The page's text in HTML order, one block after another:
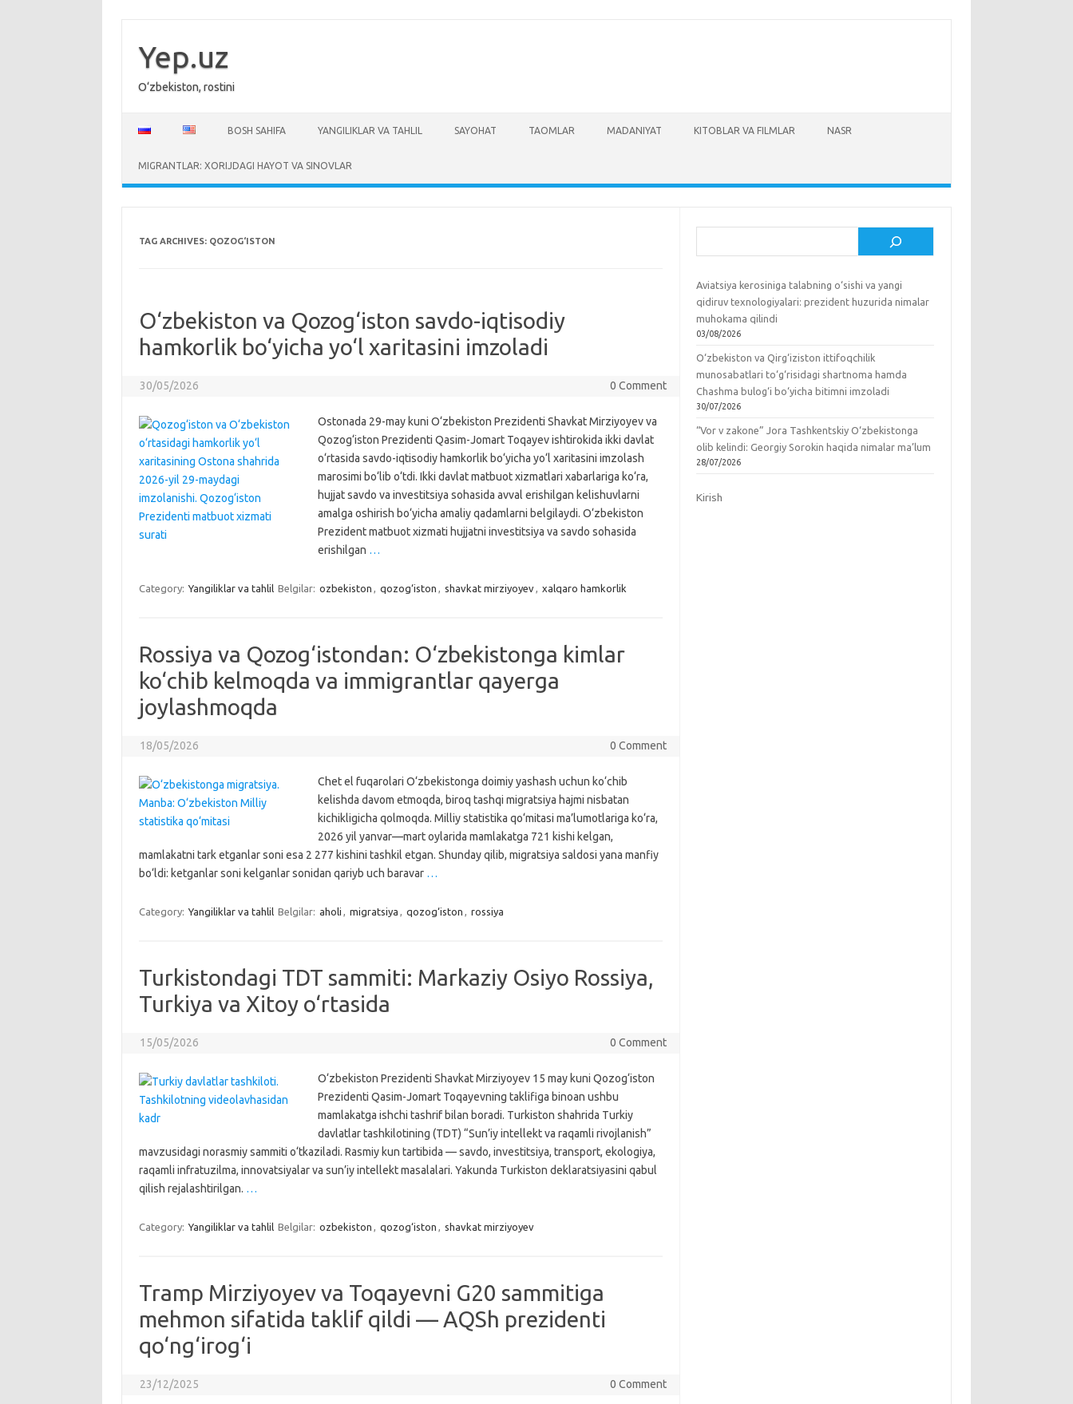
content
Yep.uz
O‘zbekiston, rostini
BOSH SAHIFA YANGILIKLAR VA TAHLIL SAYOHAT TAOMLAR MADANIYAT KITOBLAR VA FILMLAR NASR
MIGRANTLAR: XORIJDAGI HAYOT VA SINOVLAR
TAG ARCHIVES: QOZOG‘ISTON
O‘zbekiston va Qozog‘iston savdo-iqtisodiy
hamkorlik bo‘yicha yo‘l xaritasini imzoladi
30/05/2026 0 Comment
Ostonada 29-may kuni O‘zbekiston Prezidenti Shavkat Mirziyoyev va
Qozog‘iston Prezidenti Qasim-Jomart Toqayev ishtirokida ikki davlat
o‘rtasida savdo-iqtisodiy hamkorlik bo‘yicha yo‘l xaritasini imzolash
marosimi bo‘lib o‘tdi. Ikki davlat matbuot xizmatlari xabarlariga ko‘ra,
hujjat savdo va investitsiya sohasida avval erishilgan kelishuvlarni
amalga oshirish bo‘yicha amaliy qadamlarni belgilaydi. O‘zbekiston
Prezident matbuot xizmati hujjatni investitsiya va savdo sohasida
erishilgan …
Category: Yangiliklar va tahlil Belgilar: ozbekiston , qozog‘iston , shavkat mirziyoyev, xalqaro hamkorlik
Rossiya va Qozog‘istondan: O‘zbekistonga kimlar
ko‘chib kelmoqda va immigrantlar qayerga
joylashmoqda
18/05/2026 0 Comment
Chet el fuqarolari O‘zbekistonga doimiy yashash uchun ko‘chib
kelishda davom etmoqda, biroq tashqi migratsiya hajmi nisbatan
kichikligicha qolmoqda. Milliy statistika qo‘mitasi ma’lumotlariga ko‘ra,
2026 yil yanvar—mart oylarida mamlakatga 721 kishi kelgan,
mamlakatni tark etganlar soni esa 2 277 kishini tashkil etgan. Shunday qilib, migratsiya saldosi yana manfiy
bo‘ldi: ketganlar soni kelganlar sonidan qariyb uch baravar …
Category: Yangiliklar va tahlil Belgilar: aholi , migratsiya , qozog‘iston , rossiya
Turkistondagi TDT sammiti: Markaziy Osiyo Rossiya,
Turkiya va Xitoy o‘rtasida
15/05/2026 0 Comment
O‘zbekiston Prezidenti Shavkat Mirziyoyev 15 may kuni Qozog‘iston
Prezidenti Qasim-Jomart Toqayevning taklifiga binoan ushbu
mamlakatga ishchi tashrif bilan boradi. Turkiston shahrida Turkiy
davlatlar tashkilotining (TDT) “Sun’iy intellekt va raqamli rivojlanish”
mavzusidagi norasmiy sammiti o‘tkaziladi. Rasmiy kun tartibida — savdo, investitsiya, transport, ekologiya,
raqamli infratuzilma, innovatsiyalar va sun’iy intellekt masalalari. Yakunda Turkiston deklaratsiyasini qabul
qilish rejalashtirilgan. …
Category: Yangiliklar va tahlil Belgilar: ozbekiston , qozog‘iston , shavkat mirziyoyev
Tramp Mirziyoyev va Toqayevni G20 sammitiga
mehmon sifatida taklif qildi — AQSh prezidenti
qo‘ng‘irog‘i
23/12/2025 0 Comment
Aviatsiya kerosiniga talabning o‘sishi va yangi
qidiruv texnologiyalari: prezident huzurida nimalar
muhokama qilindi
03/08/2026
O‘zbekiston va Qirg‘iziston ittifoqchilik
munosabatlari to‘g‘risidagi shartnoma hamda
Chashma bulog‘i bo‘yicha bitimni imzoladi
30/07/2026
“Vor v zakone” Jora Tashkentskiy O‘zbekistonga
olib kelindi: Georgiy Sorokin haqida nimalar ma’lum
28/07/2026
Kirish